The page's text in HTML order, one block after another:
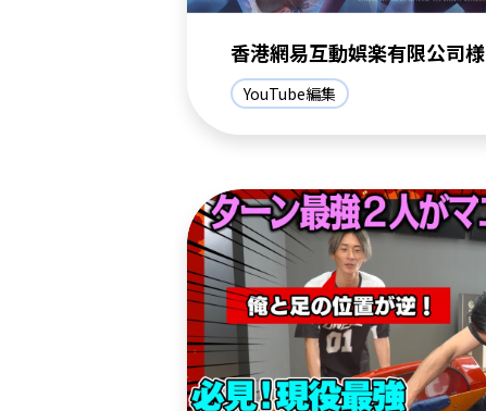
香港網易互動娯楽有限公司様
YouTube編集